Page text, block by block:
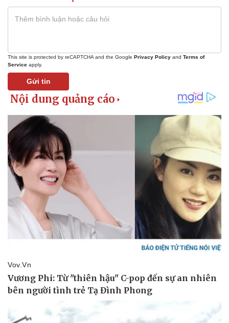
eSports
This site is protected by reCAPTCHA and the Google Privacy Policy and Terms of
Service apply.
Gửi tin